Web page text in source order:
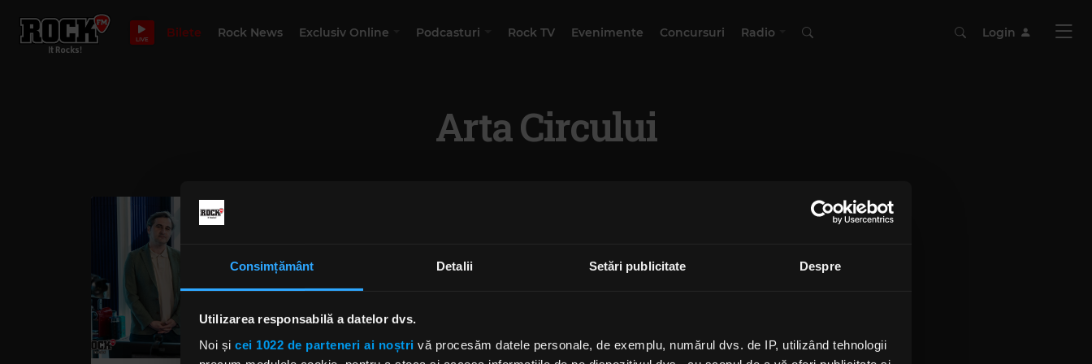
Consimțământ Detalii Setări publicitate Despre
Utilizarea responsabilă a datelor dvs.
Noi și cei 1022 de parteneri ai noștri vă procesăm datele personale, de exemplu, numărul dvs. de IP, utilizând tehnologii
LIVE Bilete Rock News Exclusiv Online Podcasturi Rock TV Evenimente Concursuri Radio Login
Arta Circului